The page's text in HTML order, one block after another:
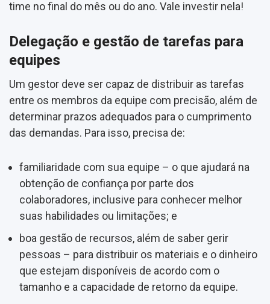
time no final do mês ou do ano. Vale investir nela!
Delegação e gestão de tarefas para
equipes
Um gestor deve ser capaz de distribuir as tarefas
entre os membros da equipe com precisão, além de
determinar prazos adequados para o cumprimento
das demandas. Para isso, precisa de:
familiaridade com sua equipe – o que ajudará na
obtenção de confiança por parte dos
colaboradores, inclusive para conhecer melhor
suas habilidades ou limitações; e
boa gestão de recursos, além de saber gerir
pessoas – para distribuir os materiais e o dinheiro
que estejam disponíveis de acordo com o
tamanho e a capacidade de retorno da equipe.